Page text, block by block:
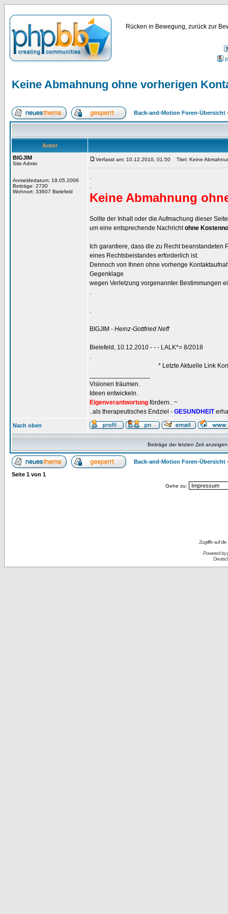
Rücken in Bewegung, zurück zur
Keine Abmahnung ohne vorherigen
Back-and-Motion Foren-Übersicht
Autor
BIGJIM
Site Admin
Anmeldedatum: 19.05.2006
Beiträge: 2730
Wohnort: 33607 Bielefeld
Verfasst am: 10.12.2010, 01:50 Titel: Keine
.
.
Keine Abmahnung
Sollte der Inhalt oder die Aufmachung dieser
um eine entsprechende Nachrichtohne
Ich garantiere, dass die zu Recht
eines Rechtsbeistandes erforderlich ist.
Dennoch von Ihnen ohne vorherige
Gegenklage
wegen Verletzung vorgenannter Bestimmungen
.
.
BIGJIM - Heinz-Gottfried Neff
Bielefeld, 10.12.2010 - - - LALK*= 8/2018
.
* Letzte Aktuelle Link
Visionen träumen.
Ideen entwickeln.
Eigenverantwortung fördern.. ~
..als therapeutisches Endziel - GESUNDHEIT
Nach oben
Beiträge der letzten Zeit
Back-and-Motion Foren-Übersicht
Seite 1 von 1
Gehe zu:
Zugriffe auf
Powered by